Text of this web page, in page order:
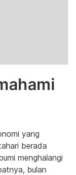
yang
berada
menghalangi
bulan